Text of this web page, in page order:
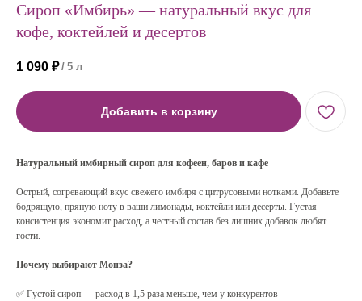
Сироп «Имбирь» — натуральный вкус для
кофе, коктейлей и десертов
1 090 ₽ / 5 л
Добавить в корзину
Натуральный имбирный сироп для кофеен, баров и кафе
Острый, согревающий вкус свежего имбиря с цитрусовыми нотками. Добавьте
бодрящую, пряную ноту в ваши лимонады, коктейли или десерты. Густая
консистенция экономит расход, а честный состав без лишних добавок любят
гости.
Почему выбирают Монза?
✅ Густой сироп — расход в 1,5 раза меньше, чем у конкурентов